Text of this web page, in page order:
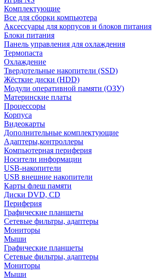
Комплектующие
Все для сборки компьютера
Аксессуары для корпусов и блоков питания
Блоки питания
Панель управления для охлаждения
Термопаста
Охлаждение
Твердотельные накопители (SSD)
Жёсткие диски (HDD)
Модули оперативной памяти (ОЗУ)
Материнские платы
Процессоры
Корпуса
Видеокарты
Дополнительные комплектующие
Адаптеры,контроллеры
Компьютерная периферия
Носители информации
USB-накопители
USB внешние накопители
Карты флеш памяти
Диски DVD, CD
Периферия
Графические планшеты
Сетевые фильтры, адаптеры
Мониторы
Мыши
Графические планшеты
Сетевые фильтры, адаптеры
Мониторы
Мыши